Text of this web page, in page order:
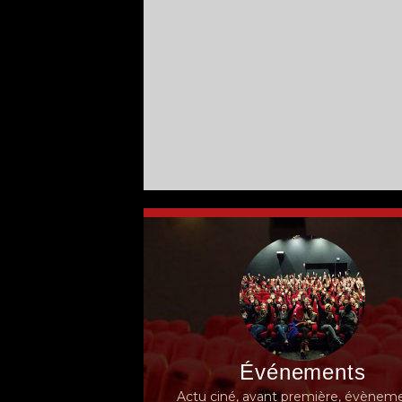
Événements
Actu ciné, avant première,